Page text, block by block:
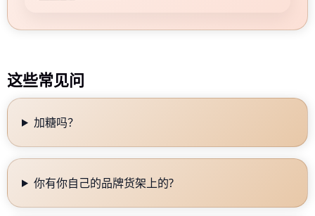
这些常见问
加糖吗？
你有你自己的品牌货架上的?